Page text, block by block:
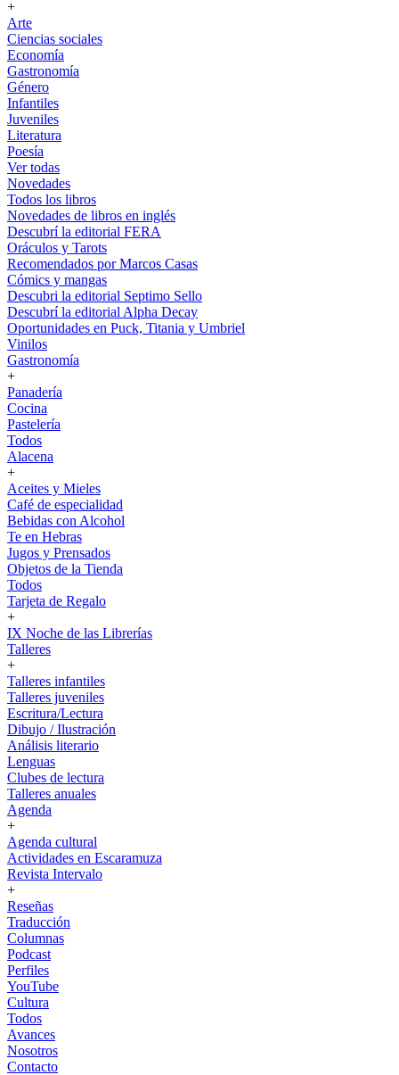
+
Arte
Ciencias sociales
Economía
Gastronomía
Género
Infantiles
Juveniles
Literatura
Poesía
Ver todas
Novedades
Todos los libros
Novedades de libros en inglés
Descubrí la editorial FERA
Oráculos y Tarots
Recomendados por Marcos Casas
Cómics y mangas
Descubri la editorial Septimo Sello
Descubrí la editorial Alpha Decay
Oportunidades en Puck, Titania y Umbriel
Vinilos
Gastronomía
+
Panadería
Cocina
Pastelería
Todos
Alacena
+
Aceites y Mieles
Café de especialidad
Bebidas con Alcohol
Te en Hebras
Jugos y Prensados
Objetos de la Tienda
Todos
Tarjeta de Regalo
+
IX Noche de las Librerías
Talleres
+
Talleres infantiles
Talleres juveniles
Escritura/Lectura
Dibujo / Ilustración
Análisis literario
Lenguas
Clubes de lectura
Talleres anuales
Agenda
+
Agenda cultural
Actividades en Escaramuza
Revista Intervalo
+
Reseñas
Traducción
Columnas
Podcast
Perfiles
YouTube
Cultura
Todos
Avances
Nosotros
Contacto